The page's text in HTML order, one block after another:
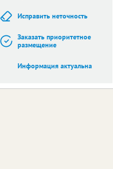
Исправить неточность
Заказать приоритетное
размещение
Информация актуальна